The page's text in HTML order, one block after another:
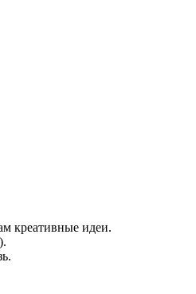
креативные идеи.